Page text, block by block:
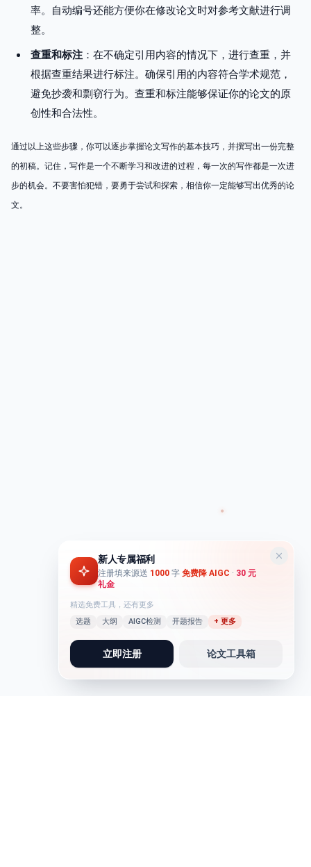
率。自动编号还能方便你在修改论文时对参考文献进行调
整。
查重和标注 ：在不确定引用内容的情况下，进行查重，并
根据查重结果进行标注。确保引用的内容符合学术规范，
避免抄袭和剽窃行为。查重和标注能够保证你的论文的原
创性和合法性。
通过以上这些步骤，你可以逐步掌握论文写作的基本技巧，并撰写出一份完整
的初稿。记住，写作是一个不断学习和改进的过程，每一次的写作都是一次进
步的机会。不要害怕犯错，要勇于尝试和探索，相信你一定能够写出优秀的论
文。
新人专属福利
注册填来源送 1000 字 免费降 AIGC · 30 元
礼金
精选免费工具，还有更多
选题
大纲 AIGC检测 开题报告 + 更多
立即注册 论文工具箱